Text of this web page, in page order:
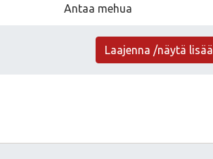
Antaa mehua
Laajenna /näytä lisää